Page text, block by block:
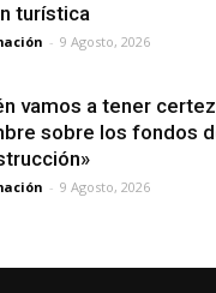
turística
- 9 Agosto, 2026
vamos a tener
sobre los fondos
- 9 Agosto, 2026